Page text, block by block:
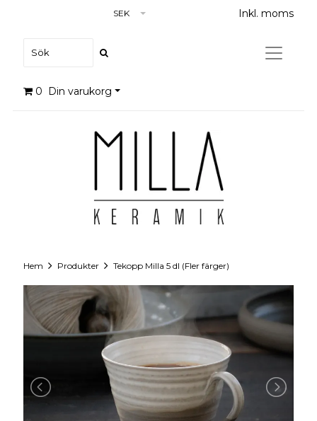
SEK Inkl. moms
0 Din varukorg
Hem Produkter Tekopp Milla 5 dl (Fler färger)